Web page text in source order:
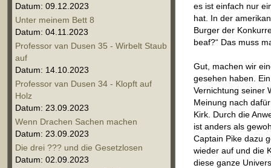
Datum: 09.12.2023
Unter meinem Bett 8
Datum: 04.11.2023
Professor van Dusen 35 - Wirbelt Staub
auf
Datum: 14.10.2023
Professor van Dusen 34 - Klopft auf
Holz
Datum: 23.09.2023
Wenn Drachen Sachen machen
Datum: 23.09.2023
Die drei ??? und die Gesetzlosen
Datum: 02.09.2023
es ist einfach nur
hat. In der
Burger der
beaf?“ Das muss
Gut, machen wir
gesehen haben.
Vernichtung seiner
Meinung nach
Kirk. Durch die
ist anders als
Captain Pike dazu
wieder auf und die
diese ganze